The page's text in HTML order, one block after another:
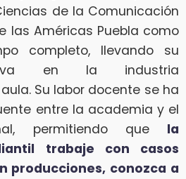
de la Comunicación
las Américas Puebla como
completo, llevando su
en la industria
Su labor docente se ha
entre la academia y el
permitiendo que la
trabaje con casos
producciones, conozca a